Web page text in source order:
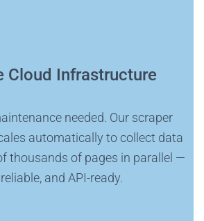
Cloud Infrastructure
needed. Our scraper
automatically to collect data
thousands of pages in parallel —
and API-ready.